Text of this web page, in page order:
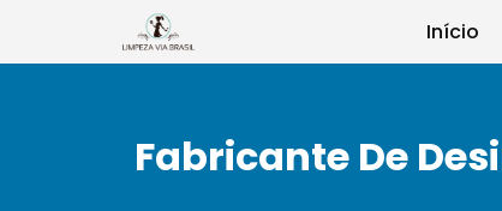
Início
Fabricante De